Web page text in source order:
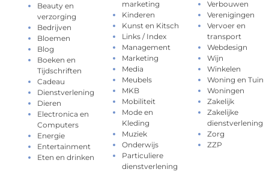
Beauty en
verzorging
Bedrijven
Bloemen
Blog
Boeken en
Tijdschriften
Cadeau
Dienstverlening
Dieren
Electronica en
Computers
Energie
Entertainment
Eten en drinken
marketing
Kinderen
Kunst en Kitsch
Links / Index
Management
Marketing
Media
Meubels
MKB
Mobiliteit
Mode en
Kleding
Muziek
Onderwijs
Particuliere
dienstverlening
Verbouwen
Verenigingen
Vervoer en
transport
Webdesign
Wijn
Winkelen
Woning en Tuin
Woningen
Zakelijk
Zakelijke
dienstverlening
Zorg
ZZP